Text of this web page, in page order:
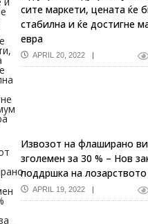
сите маркети, цената ќе
стабилна и ќе достигне
евра
APRIL 20, 2022
Извозот на флаширано
зголемен за 30 % – Нов
поддршка на лозарството
APRIL 19, 2022